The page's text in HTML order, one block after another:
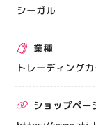
テナント出店
催事出店募集
アティビジ
シーガル
業種
トレーディング
ショップペー